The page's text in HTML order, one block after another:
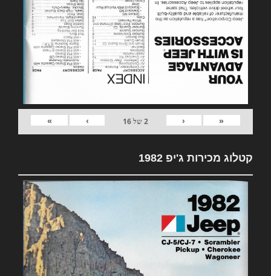
«
‹
2של16
›
»
קטלוג מכירות ג'יפ 1982